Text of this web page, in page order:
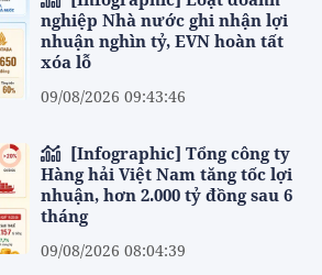
nghiệp Nhà nước ghi nhận lợi
nhuận nghìn tỷ, EVN hoàn tất
xóa lỗ
09/08/2026 09:43:46
Hàng hải Việt Nam tăng tốc lợi
nhuận, hơn 2.000 tỷ đồng sau 6
tháng
09/08/2026 08:04:39